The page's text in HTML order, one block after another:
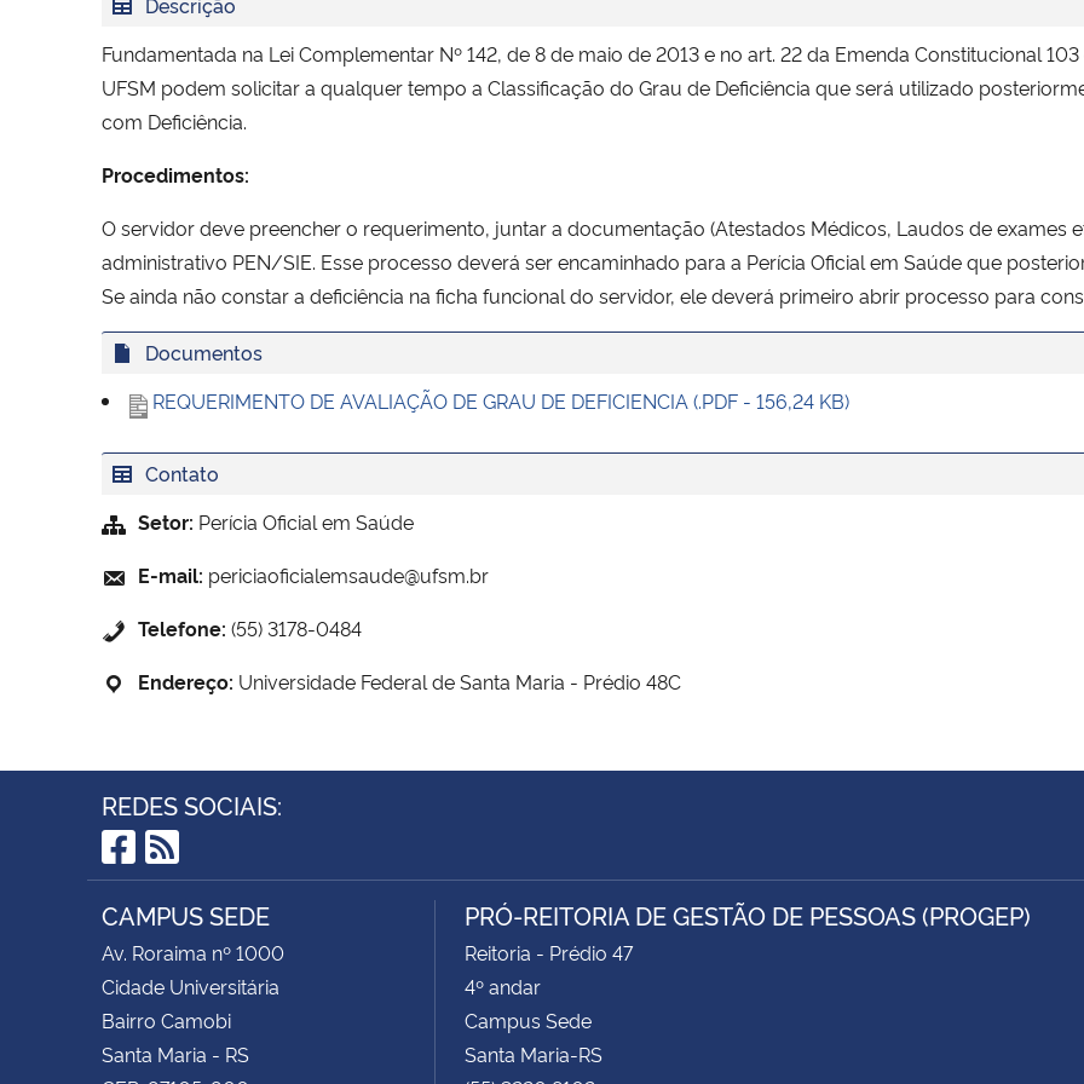
Fundamentada na Lei Complementar Nº 142, de 8 de maio de 2013 e no art. 22 da Emenda Constitucional
UFSM podem solicitar a qualquer tempo a Classificação do Grau de Deficiência que será utilizado
com Deficiência.
Procedimentos:
O servidor deve preencher o requerimento, juntar a documentação (Atestados Médicos, Laudos de exames
administrativo PEN/SIE. Esse processo deverá ser encaminhado para a Perícia Oficial em Saúde que
Se ainda não constar a deficiência na ficha funcional do servidor, ele deverá primeiro abrir processo para
Documentos
REQUERIMENTO DE AVALIAÇÃO DE GRAU DE DEFICIENCIA (.PDF - 156,24 KB)
Contato
Setor: Perícia Oficial em Saúde
E-mail: periciaoficialemsaude@ufsm.br
Telefone: (55) 3178-0484
Endereço: Universidade Federal de Santa Maria - Prédio 48C
REDES SOCIAIS:
Facebook
RSS
CAMPUS SEDE
Av. Roraima nº 1000
Cidade Universitária
Bairro Camobi
Santa Maria - RS
PRÓ-REITORIA DE GESTÃO DE PESSOAS (PROGEP)
Reitoria - Prédio 47
4º andar
Campus Sede
Santa Maria-RS